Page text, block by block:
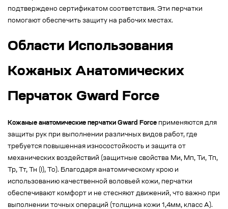
подтверждено сертификатом соответствия. Эти перчатки
помогают обеспечить защиту на рабочих местах.
Области Использования
Кожаных Анатомических
Перчаток Gward Force
Кожаные анатомические перчатки Gward Force применяются для
защиты рук при выполнении различных видов работ, где
требуется повышенная износостойкость и защита от
механических воздействий (защитные свойства Ми, Мп, Ти, Тп,
Тр, Тт, Тн (I), То). Благодаря анатомическому крою и
использованию качественной воловьей кожи, перчатки
обеспечивают комфорт и не стесняют движений, что важно при
выполнении точных операций (толщина кожи 1,4мм, класс А).